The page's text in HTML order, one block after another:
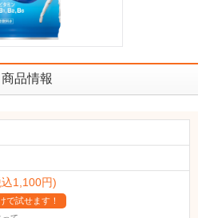
商品情報
1,100円)
で試せます！